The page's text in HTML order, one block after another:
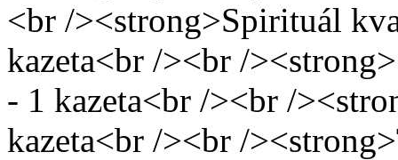
<br /><strong>Spirituál
kazeta<br /><br /
- 1 kazeta<br /><br /
kazeta<br /><br /